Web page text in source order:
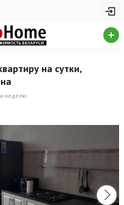
недвижимость
недвижимости
разделы
на сутки,
неделю